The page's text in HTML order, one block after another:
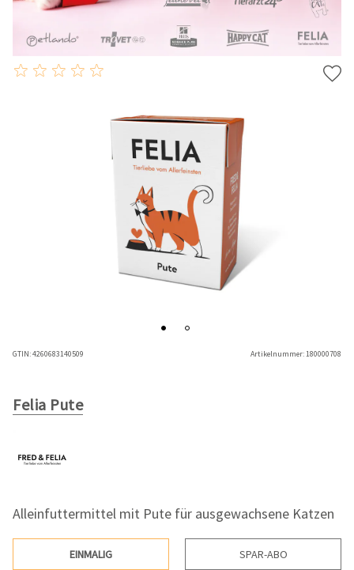
GTIN:4260683140509 Artikelnummer:180000708
Felia Pute
Alleinfuttermittel mit Pute für ausgewachsene Katzen
EINMALIG SPAR-ABO